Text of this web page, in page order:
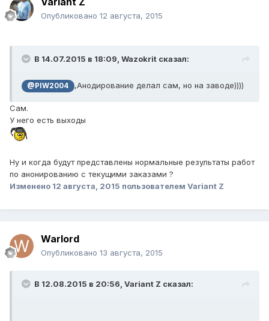
Опубликовано 12 августа, 2015
В 14.07.2015 в 18:09, Wazokrit сказал:
@PIW2004 ,Анодирование делал сам, но на заводе))))
Сам.
У него есть выходы
Ну и когда будут представлены нормальные результаты работ
по анонированию с текущими заказами ?
Изменено 12 августа, 2015 пользователем Variant Z
Warlord
Опубликовано 13 августа, 2015
В 12.08.2015 в 20:56, Variant Z сказал: